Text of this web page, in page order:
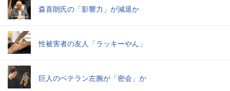
森喜朗氏の「影響力」が減退か
性被害者の友人「ラッキーやん」
巨人のベテラン左腕が「密会」か